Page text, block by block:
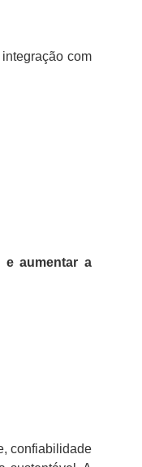
com
e aumentar a
confiabilidade